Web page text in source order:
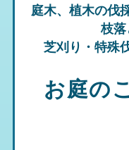
庭木、植木の伐
枝落
芝刈り・特殊
お庭の